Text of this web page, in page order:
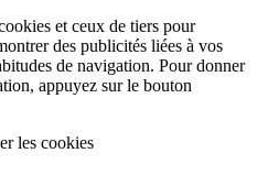
et ceux de tiers pour
des publicités liées à vos
de navigation. Pour donner
appuyez sur le bouton
les cookies